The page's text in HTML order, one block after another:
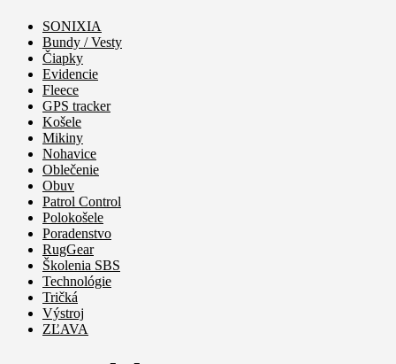
SONIXIA
Bundy / Vesty
Čiapky
Evidencie
Fleece
GPS tracker
Košele
Mikiny
Nohavice
Oblečenie
Obuv
Patrol Control
Polokošele
Poradenstvo
RugGear
Školenia SBS
Technológie
Tričká
Výstroj
ZĽAVA